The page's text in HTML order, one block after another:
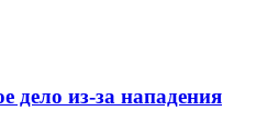
дело из-за нападения